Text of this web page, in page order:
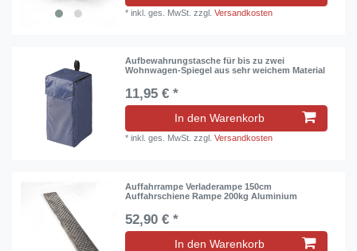
*inkl. ges. MwSt. zzgl.Versandkosten
Aufbewahrungstasche für bis zu zwei
Wohnwagen-Spiegel aus sehr weichem Material
11,95 € *
In den Warenkorb
*inkl. ges. MwSt. zzgl.Versandkosten
Auffahrrampe Verladerampe 150cm
Auffahrschiene Rampe 200kg Aluminium
52,90 € *
In den Warenkorb